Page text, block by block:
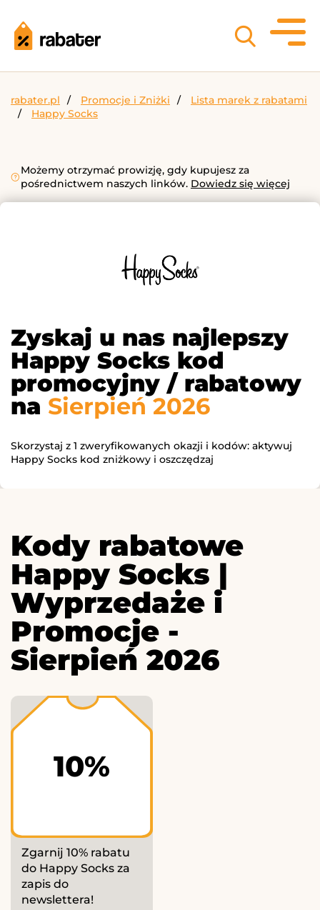
rabater.pl Promocje i Zniżki
Lista marek z rabatami
Happy Socks
Możemy otrzymać prowizję, gdy kupujesz za
pośrednictwem naszych linków. Dowiedz się więcej
Zyskaj u nas najlepszy
Happy Socks kod
promocyjny / rabatowy
na Sierpień 2026
Skorzystaj z 1 zweryfikowanych okazji i kodów: aktywuj
Happy Socks kod zniżkowy i oszczędzaj
Kody rabatowe
Happy Socks |
Wyprzedaże i
Promocje -
Sierpień 2026
10%
Zgarnij 10% rabatu
do Happy Socks za
zapis do
newslettera!